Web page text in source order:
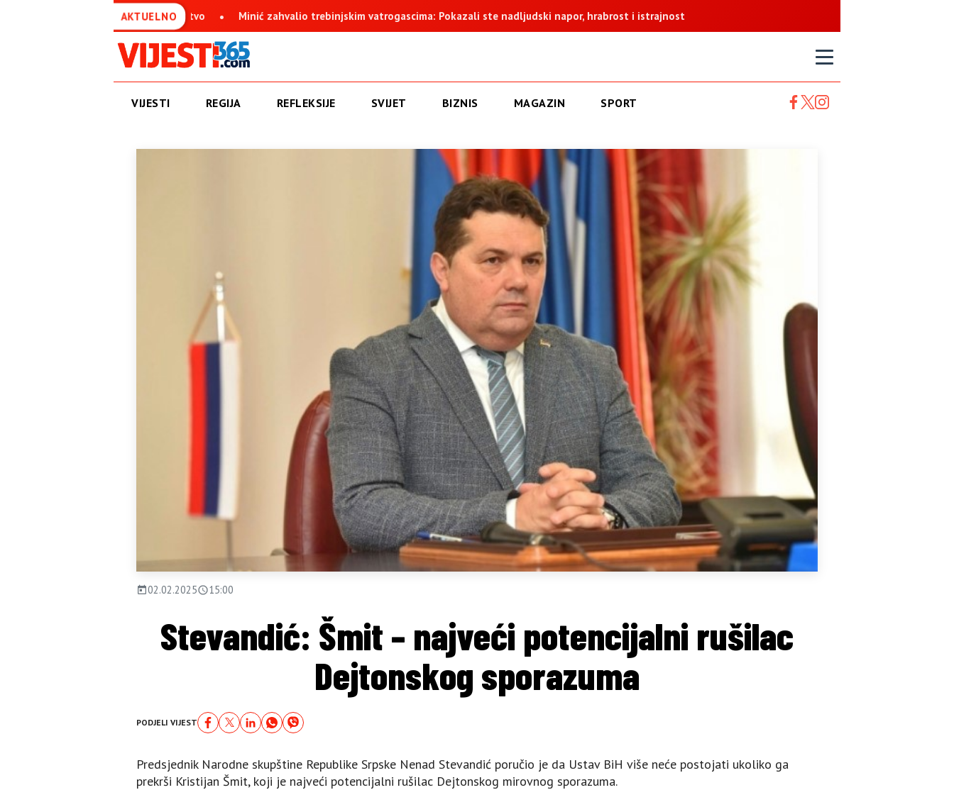
AKTUELNO
Sarajevo boli srpsko jedinstvo Minić zahvalio trebinjskim vatrogascima: Pokazali ste nadljudski napor, hrabrost i istrajnost
VIJESTI REGIJA REFLEKSIJE SVIJET BIZNIS MAGAZIN SPORT
02.02.2025 15:00
Stevandić: Šmit – najveći potencijalni rušilac
Dejtonskog sporazuma
PODJELI VIJEST
Predsjednik Narodne skupštine Republike Srpske Nenad Stevandić poručio je da Ustav BiH više neće postojati ukoliko ga
prekrši Kristijan Šmit, koji je najveći potencijalni rušilac Dejtonskog mirovnog sporazuma.